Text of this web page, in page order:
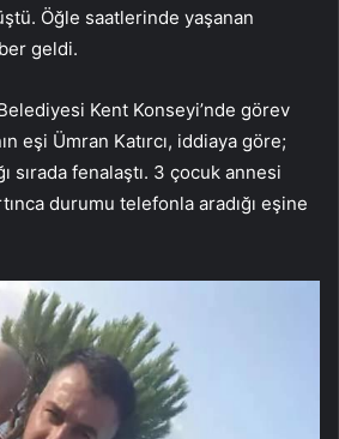
Öğle saatlerinde yaşanan
geldi.
Kent Konseyi’nde görev
eşi Ümran Katırcı, iddiaya göre;
sırada fenalaştı. 3 çocuk annesi
durumu telefonla aradığı eşine